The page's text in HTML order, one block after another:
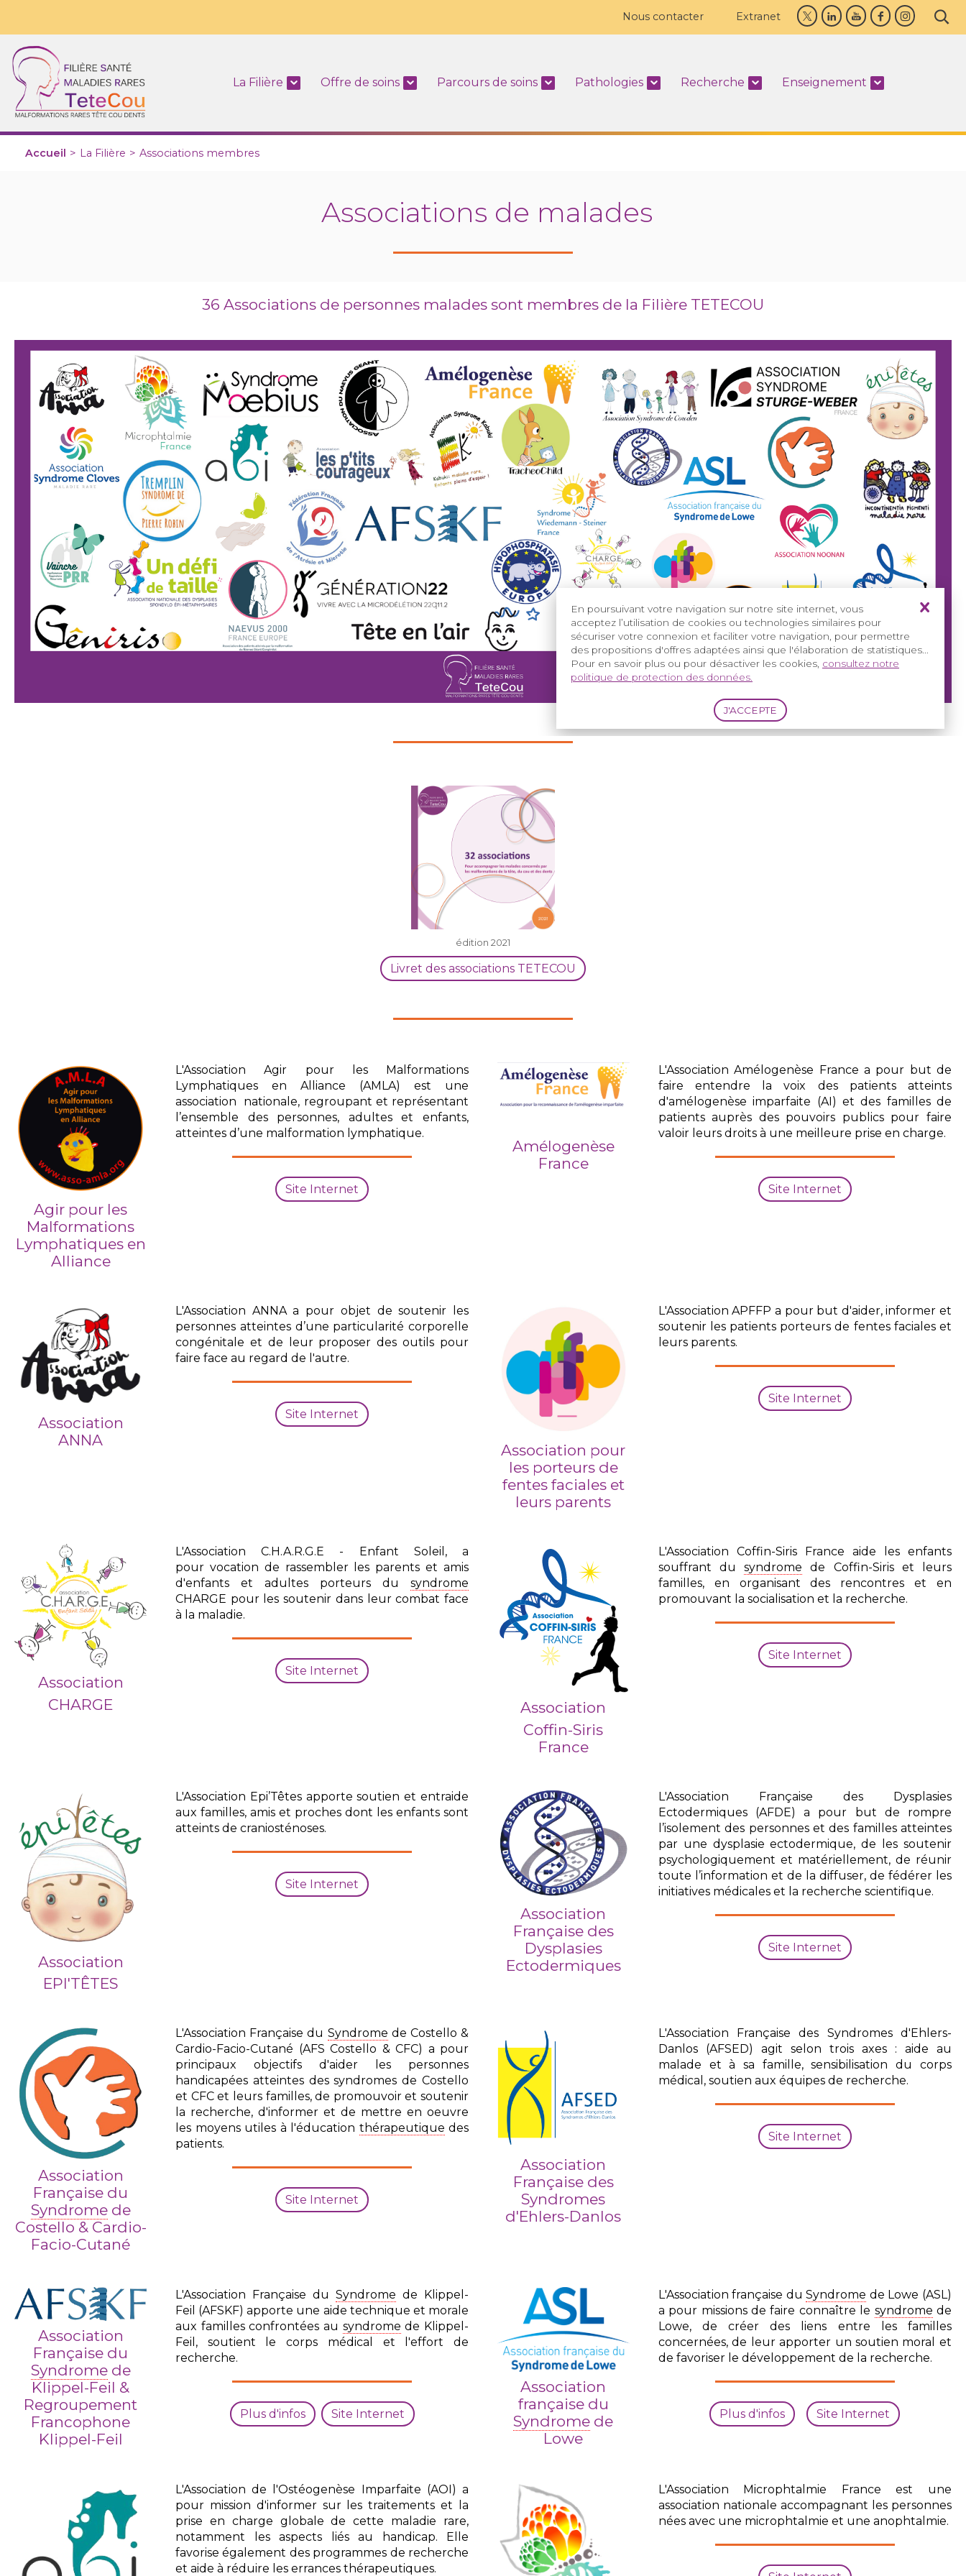
En poursuivant votre navigation sur notre site internet, vous
acceptez l’utilisation de cookies ou technologies similaires pour
sécuriser votre connexion et faciliter votre navigation, pour permettre
des propositions d'offres adaptées ainsi que l'élaboration de statistiques...
Pour en savoir plus ou pour désactiver les cookies, consultez notre
politique de protection des données.
Nous contacter Extranet
La Filière Offre de soins Parcours de soins Pathologies Recherche Enseignement
Accueil > La Filière > Associations membres
Associations de malades
36 Associations de personnes malades sont membres de la Filière TETECOU
édition 2021
Livret des associations TETECOU
Agir pour les
Malformations
Lymphatiques en
Alliance
L'Association Agir pour les Malformations
Lymphatiques en Alliance (AMLA) est une
association nationale, regroupant et représentant
l’ensemble des personnes, adultes et enfants,
atteintes d’une malformation lymphatique.
Site Internet
Amélogenèse
France
L'Association Amélogenèse France a pour but de
faire entendre la voix des patients atteints
d'amélogenèse imparfaite (AI) et des familles de
patients auprès des pouvoirs publics pour faire
valoir leurs droits à une meilleure prise en charge.
Site Internet
Association
ANNA
L'Association ANNA a pour objet de soutenir les
personnes atteintes d’une particularité corporelle
congénitale et de leur proposer des outils pour
faire face au regard de l'autre.
Site Internet
Association pour
les porteurs de
fentes faciales et
leurs parents
L'Association APFFP a pour but d'aider, informer et
soutenir les patients porteurs de fentes faciales et
leurs parents.
Site Internet
Association
CHARGE
L'Association C.H.A.R.G.E - Enfant Soleil, a
pour vocation de rassembler les parents et amis
d'enfants et adultes porteurs du syndrome
CHARGE pour les soutenir dans leur combat face
à la maladie.
Site Internet
Association
Coffin-Siris
France
L'Association Coffin-Siris France aide les enfants
souffrant dusyndrome de Coffin-Siris et leurs
familles, en organisant des rencontres et en
promouvant la socialisation et la recherche.
Site Internet
Association
EPI'TÊTES
L'Association Epi’Têtes apporte soutien et entraide
aux familles, amis et proches dont les enfants sont
atteints de craniosténoses.
Site Internet
Association
Française des
Dysplasies
Ectodermiques
L'Association Française des Dysplasies
Ectodermiques (AFDE) a pour but de rompre
l’isolement des personnes et des familles atteintes
par une dysplasie ectodermique, de les soutenir
psychologiquement et matériellement, de réunir
toute l’information et de la diffuser, de fédérer les
initiatives médicales et la recherche scientifique.
Site Internet
Association
Française du
Syndromede
Costello & Cardio-
Facio-Cutané
L'Association Française du Syndrome de Costello &
Cardio-Facio-Cutané (AFS Costello & CFC) a pour
principaux objectifs d'aider les personnes
handicapées atteintes des syndromes de Costello
et CFC et leurs familles, de promouvoir et soutenir
la recherche, d'informer et de mettre en oeuvre
les moyens utiles à l'éducation thérapeutique des
patients.
Site Internet
Association
Française des
Syndromes
d'Ehlers-Danlos
L'Association Française des Syndromes d'Ehlers-
Danlos (AFSED) agit selon trois axes : aide au
malade et à sa famille, sensibilisation du corps
médical, soutien aux équipes de recherche.
Site Internet
Association
Française du
Syndromede
Klippel-Feil &
Regroupement
Francophone
Klippel-Feil
L'Association Française duSyndrome de Klippel-
Feil (AFSKF) apporte une aide technique et morale
aux familles confrontées au syndrome de Klippel-
Feil, soutient le corps médical et l'effort de
recherche.
Plus d'infos Site Internet
Association
française du
Syndrome de
Lowe
L'Association française duSyndrome de Lowe (ASL)
a pour missions de faire connaître le syndrome de
Lowe, de créer des liens entre les familles
concernées, de leur apporter un soutien moral et
de favoriser le développement de la recherche.
Plus d'infos Site Internet
L'Association de l'Ostéogenèse Imparfaite (AOI) a
pour mission d'informer sur les traitements et la
prise en charge globale de cette maladie rare,
notamment les aspects liés au handicap. Elle
favorise également des programmes de recherche
et aide à réduire les errances thérapeutiques.
L'Association Microphtalmie France est une
association nationale accompagnant les personnes
nées avec une microphtalmie et une anophtalmie.